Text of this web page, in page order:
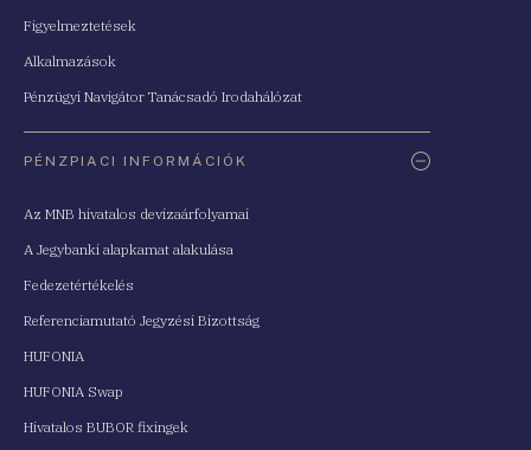
Figyelmeztetések
Alkalmazások
Pénzügyi Navigátor Tanácsadó Irodahálózat
PÉNZPIACI INFORMÁCIÓK
Az MNB hivatalos devizaárfolyamai
A Jegybanki alapkamat alakulása
Fedezetértékelés
Referenciamutató Jegyzési Bizottság
HUFONIA
HUFONIA Swap
Hivatalos BUBOR fixingek